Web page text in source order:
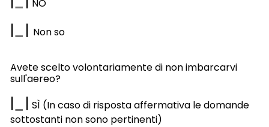
NO
| | Non so
Avete scelto volontariamente di non imbarcarvi
sull'aereo?
| | SÌ (In caso di risposta affermativa le domande
sottostanti non sono pertinenti)